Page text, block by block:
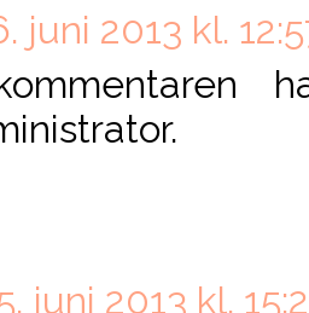
juni 2013 kl.
juni 2013 kl.